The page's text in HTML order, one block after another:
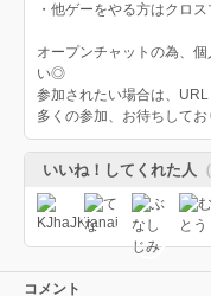
・他ゲーをやる方はクロ
オープンチャットの為、
い◎
参加されたい場合は、
多くの参加、お待ちして
いいね！してくれた人
コメント